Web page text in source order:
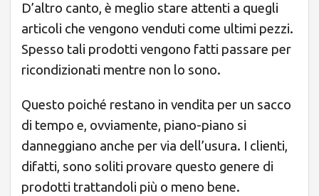
D’altro canto, è meglio stare attenti a quegli
articoli che vengono venduti come ultimi pezzi.
Spesso tali prodotti vengono fatti passare per
ricondizionati mentre non lo sono.
Questo poiché restano in vendita per un sacco
di tempo e, ovviamente, piano-piano si
danneggiano anche per via dell’usura. I clienti,
difatti, sono soliti provare questo genere di
prodotti trattandoli più o meno bene.